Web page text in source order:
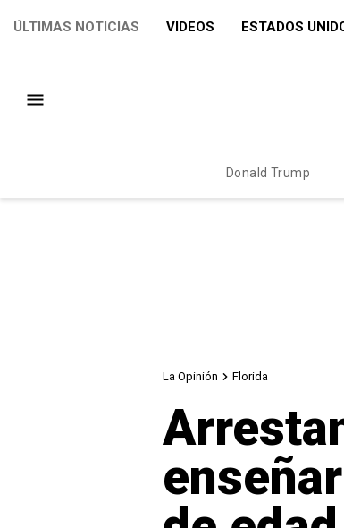
ÚLTIMAS NOTICIAS VIDEOS ESTADOS
Donald Trump
La Opinión Florida